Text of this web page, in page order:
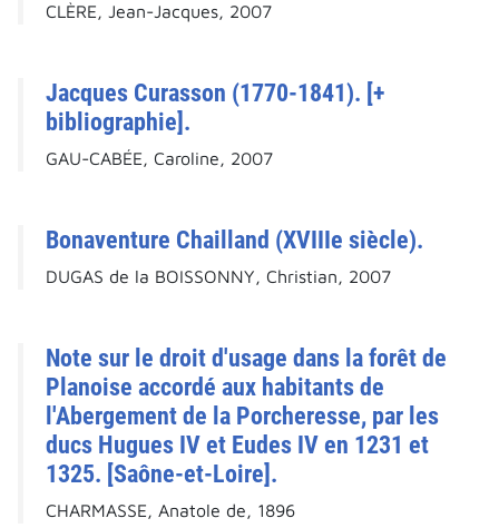
CLÈRE, Jean-Jacques, 2007
Jacques Curasson (1770-1841). [+
bibliographie].
GAU-CABÉE, Caroline, 2007
Bonaventure Chailland (XVIIIe siècle).
DUGAS de la BOISSONNY, Christian, 2007
Note sur le droit d'usage dans la forêt de
Planoise accordé aux habitants de
l'Abergement de la Porcheresse, par les
ducs Hugues IV et Eudes IV en 1231 et
1325. [Saône-et-Loire].
CHARMASSE, Anatole de, 1896